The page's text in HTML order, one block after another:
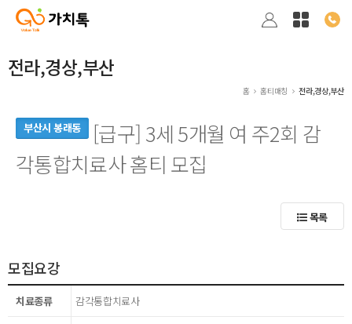
전라,경상,부산
홈 홈티매칭 전라,경상,부산
부산시 봉래동
[급구] 3세 5개월 여 주2회 감
각통합치료사 홈티 모집
목록
모집요강
치료종류 감각통합치료사